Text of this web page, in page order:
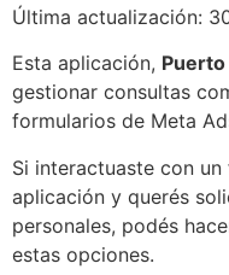
Última actualización:
Esta aplicación,
gestionar consultas
formularios de Meta
Si interactuaste con
aplicación y querés
personales, podés
estas opciones.